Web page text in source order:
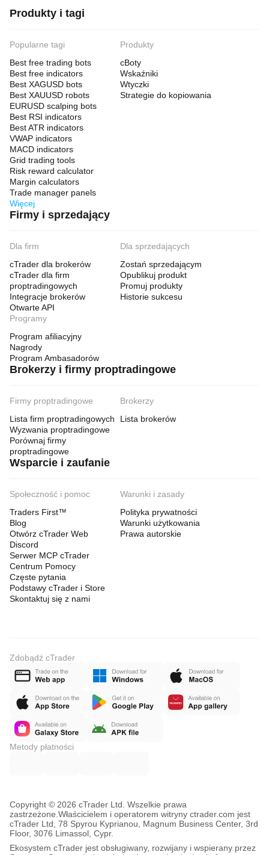
Produkty i tagi
Popularne tagi
Best free trading bots
Best free indicators
Best XAGUSD bots
Best XAUUSD robots
EURUSD scalping bots
Best RSI indicators
Best ATR indicators
VWAP indicators
MACD indicators
Grid trading tools
Risk reward calculator
Margin calculators
Trade manager panels
Więcej
Produkty
cBoty
Wskaźniki
Wtyczki
Strategie do kopiowania
Firmy i sprzedający
Dla firm
cTrader dla brokerów
cTrader dla firm
proptradingowych
Integracje brokerów
Otwarte API
Dla sprzedających
Zostań sprzedającym
Opublikuj produkt
Promuj produkty
Historie sukcesu
Programy
Program afiliacyjny
Nagrody
Program Ambasadorów
Brokerzy i firmy proptradingowe
Firmy proptradingowe
Lista firm proptradingowych
Wyzwania proptradingowe
Porównaj firmy
proptradingowe
Brokerzy
Lista brokerów
Wsparcie i zaufanie
Społeczność i pomoc
Traders First™
Blog
Otwórz cTrader Web
Discord
Serwer MCP cTrader
Centrum Pomocy
Częste pytania
Podstawy cTrader i Store
Skontaktuj się z nami
Warunki i zasady
Polityka prywatności
Warunki użytkowania
Prawa autorskie
Zdobądź cTrader
Metody płatności
Copyright © 2026 cTrader Ltd. Wszelkie prawa
zastrzeżone. Właścicielem i operatorem witryny ctrader.com jest
cTrader Ltd, 78 Spyrou Kyprianou, Magnum Business Center, 3rd
Floor, 3076 Limassol, Cypr.
Ekosystem cTrader jest obsługiwany, rozwijany i wspierany przez